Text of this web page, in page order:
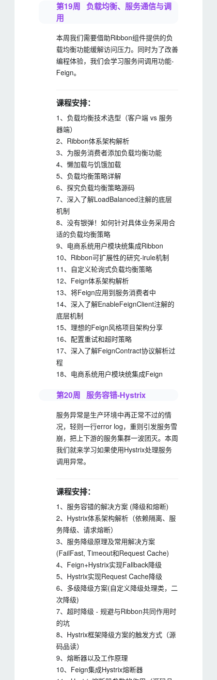
第19周 负载均衡、服务通信与调
用
本周我们需要借助Ribbon组件提供的负
载均衡功能缓解访问压力。同时为了改善
编程体验，我们会学习服务间调用功能-
Feign。
课程安排：
1、负载均衡技术选型（客户端 vs 服务
器端）
2、Ribbon体系架构解析
3、为服务消费者添加负载均衡功能
4、懒加载与饥饿加载
5、负载均衡策略详解
6、探究负载均衡策略源码
7、深入了解LoadBalanced注解的底层
机制
8、没有银弹！如何针对具体业务采用合
适的负载均衡策略
9、电商系统用户模块统集成Ribbon
10、Ribbon可扩展性的研究-irule机制
11、自定义轮询式负载均衡策略
12、Feign体系架构解析
13、将Feign应用到服务消费者中
14、深入了解EnableFeignClient注解的
底层机制
15、理想的Feign风格项目架构分享
16、配置重试和超时策略
17、深入了解FeignContract协议解析过
程
18、电商系统用户模块统集成Feign
第20周 服务容错-Hystrix
服务异常是生产环境中再正常不过的情
况，轻则一行error log，重则引发服务雪
崩，把上下游的服务集群一波团灭。本周
我们就来学习如果使用Hystrix处理服务
调用异常。
课程安排：
1、服务容错的解决方案 (降级和熔断)
2、Hystrix体系架构解析（依赖隔离、服
务降级、请求熔断）
3、服务降级原理及常用解决方案
(FailFast, Timeout和Request Cache)
4、Feign+Hystrix实现Fallback降级
5、Hystrix实现Request Cache降级
6、多级降级方案(自定义降级处理类，二
次降级)
7、超时降级 - 规避与Ribbon共同作用时
的坑
8、Hystrix框架降级方案的触发方式（源
码品读）
9、熔断器以及工作原理
10、Feign集成Hystrix熔断器